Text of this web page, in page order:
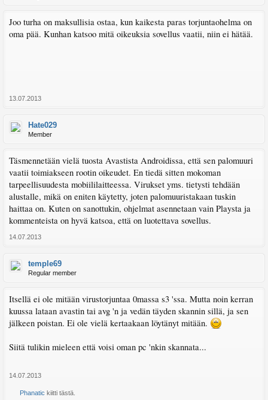
Joo turha on maksullisia ostaa, kun kaikesta paras torjuntaohelma on
oma pää. Kunhan katsoo mitä oikeuksia sovellus vaatii, niin ei hätää.
13.07.2013
Hate029
Member
Täsmennetään vielä tuosta Avastista Androidissa, että sen palomuuri
vaatii toimiakseen rootin oikeudet. En tiedä sitten mokoman
tarpeellisuudesta mobiililaitteessa. Virukset yms. tietysti tehdään
alustalle, mikä on eniten käytetty, joten palomuuristakaan tuskin
haittaa on. Kuten on sanottukin, ohjelmat asennetaan vain Playsta ja
kommenteista on hyvä katsoa, että on luotettava sovellus.
14.07.2013
temple69
Regular member
Itsellä ei ole mitään virustorjuntaa 0massa s3 'ssa. Mutta noin kerran
kuussa lataan avastin tai avg 'n ja vedän täyden skannin sillä, ja sen
jälkeen poistan. Ei ole vielä kertaakaan löytänyt mitään.
Siitä tulikin mieleen että voisi oman pc 'nkin skannata...
14.07.2013
Phanatic kiitti tästä.